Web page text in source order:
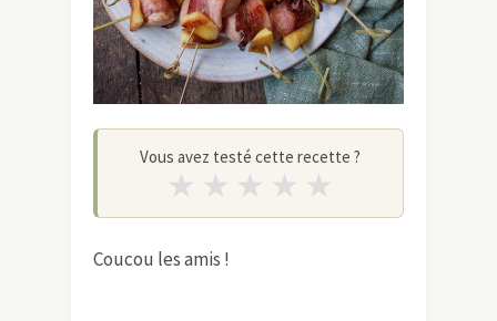
Vous avez testé cette recette ?
★ ★ ★ ★ ★
Coucou les amis !